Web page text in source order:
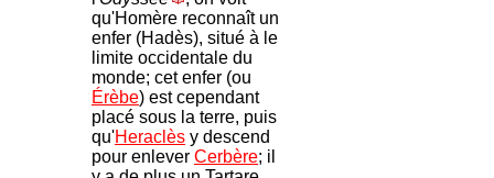
qu'Homère reconnaît un
enfer (Hadès), situé à le
limite occidentale du
monde; cet enfer (ou
Érèbe) est cependant
placé sous la terre, puis
qu'Heraclès y descend
pour enlever Cerbère; il